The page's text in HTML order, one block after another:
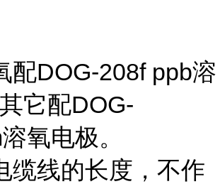
配DOG-208f ppb溶
它配DOG-
氧电极。
缆线的长度，不作